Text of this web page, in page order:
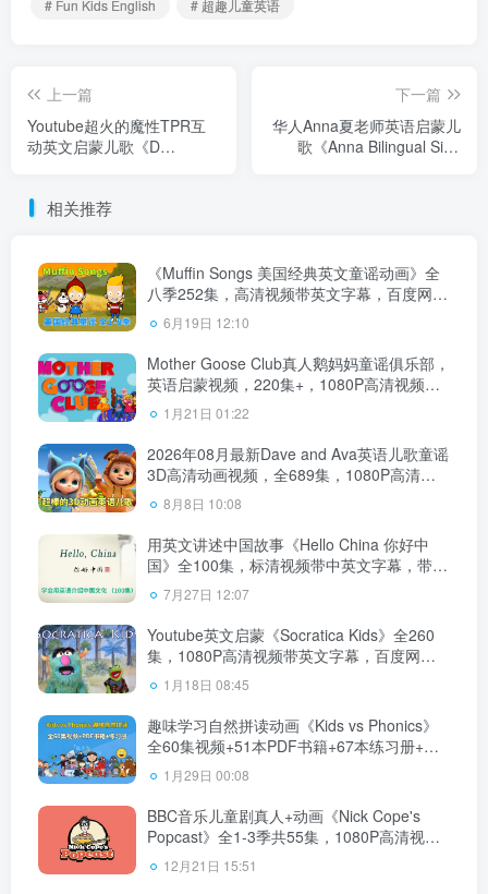
# Fun Kids English
# 超趣儿童英语
上一篇
Youtube超火的魔性TPR互
动英文启蒙儿歌《D
下一篇
华人Anna夏老师英语启蒙儿
歌《Anna Bilingual Sing
相关推荐
《Muffin Songs 美国经典英文童谣动画》全
八季252集，高清视频带英文字幕，百度网盘
下载！
6月19日 12:10
Mother Goose Club真人鹅妈妈童谣俱乐部，
英语启蒙视频，220集+，1080P高清视频，
百度网盘下载！
1月21日 01:22
2026年08月最新Dave and Ava英语儿歌童谣
3D高清动画视频，全689集，1080P高清视
频带英文字幕，带配套音频MP3，百度网盘
下载！
8月8日 10:08
用英文讲述中国故事《Hello China 你好中
国》全100集，标清视频带中英文字幕，带配
套音频MP3，百度网盘下载！
7月27日 12:07
Youtube英文启蒙《Socratica Kids》全260
集，1080P高清视频带英文字幕，百度网盘
下载！
1月18日 08:45
趣味学习自然拼读动画《Kids vs Phonics》
全60集视频+51本PDF书籍+67本练习册+配
套音频MP3，百度网盘下载！
1月29日 00:08
BBC音乐儿童剧真人+动画《Nick Cope's
Popcast》全1-3季共55集，1080P高清视频
带英文字幕，附带音频MP3，百度网盘下
载！
12月21日 15:51